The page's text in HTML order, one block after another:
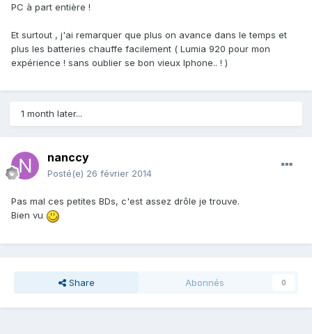
PC à part entière !
Et surtout , j'ai remarquer que plus on avance dans le temps et
plus les batteries chauffe facilement ( Lumia 920 pour mon
expérience ! sans oublier se bon vieux Iphone.. ! )
1 month later...
nanccy
Posté(e) 26 février 2014
Pas mal ces petites BDs, c'est assez drôle je trouve.
Bien vu
Share Abonnés 0